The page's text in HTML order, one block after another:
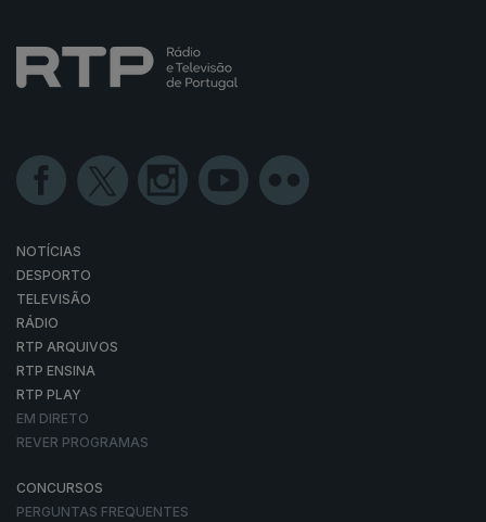
NOTÍCIAS
DESPORTO
TELEVISÃO
RÁDIO
RTP ARQUIVOS
RTP ENSINA
RTP PLAY
EM DIRETO
REVER PROGRAMAS
CONCURSOS
PERGUNTAS FREQUENTES